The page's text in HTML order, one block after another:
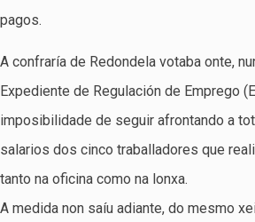
pagos.
A confraría de Redondela votaba onte,
Expediente de Regulación de Emprego
imposibilidade de seguir afrontando a
salarios dos cinco traballadores que
tanto na oficina como na lonxa.
A medida non saíu adiante, do mesmo